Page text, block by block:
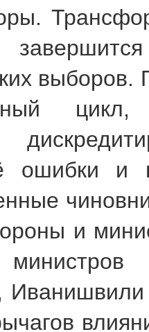
выборов.
ошибки и
и